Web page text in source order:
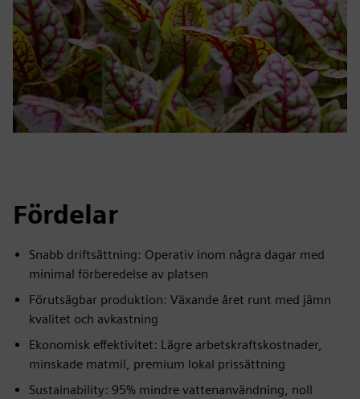
Fördelar
Snabb driftsättning: Operativ inom några dagar med
minimal förberedelse av platsen
Förutsägbar produktion: Växande året runt med jämn
kvalitet och avkastning
Ekonomisk effektivitet: Lägre arbetskraftskostnader,
minskade matmil, premium lokal prissättning
Sustainability: 95% mindre vattenanvändning, noll